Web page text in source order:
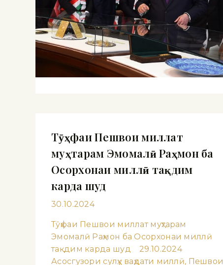
Тӯҳфаи Пешвои миллат
муҳтарам Эмомалӣ Раҳмон ба
Осорхонаи миллӣ тақдим
карда шуд
30.10.2024
Тӯҳфаи Пешвои миллат муҳтарам
Эмомалӣ Раҳмон ба Осорхонаи миллӣ
тақдим карда шуд 29.10.2024
Асосгузори сулҳу ваҳдати миллӣ, Пешвои